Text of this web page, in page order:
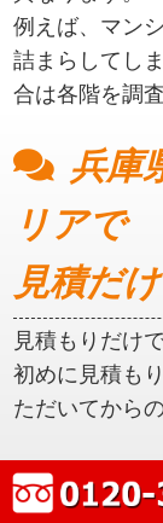
例えば、マン
詰まらしてし
合は各階を調
兵庫
リアで
見積だ
見積もりだけ
初めに見積も
ただいてから
兵庫